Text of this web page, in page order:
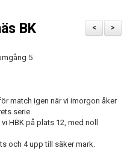
>
<
BK
5
match igen när vi imorgon åker
serie.
HBK på plats 12, med noll
och 4 upp till säker mark.